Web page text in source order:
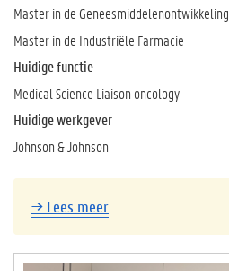
Master in de Geneesmiddelenontwikkeling
Master in de Industriële Farmacie
Huidige functie
Medical Science Liaison oncology
Huidige werkgever
Johnson & Johnson
→ Lees meer